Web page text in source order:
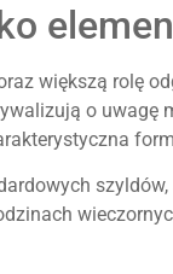
większą rolę
o uwagę